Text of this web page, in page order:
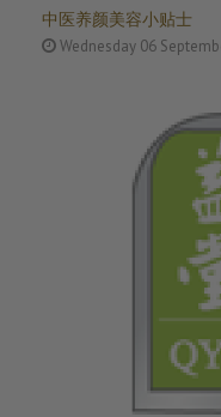
中医养颜美容小贴士
茶，看看適
Wednesday 06